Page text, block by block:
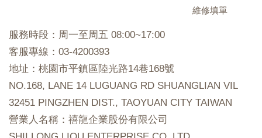
維修填單
服務時段：周一至周五 08:00~17:00
客服專線：03-4200393
地址：桃園市平鎮區陸光路14巷168號
NO.168, LANE 14 LUGUANG RD SHUANGLIAN VIL
32451 PINGZHEN DIST., TAOYUAN CITY TAIWAN
營業人名稱：禧龍企業股份有限公司